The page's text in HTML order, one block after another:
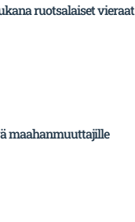
ruotsalaiset vieraat
maahanmuuttajille